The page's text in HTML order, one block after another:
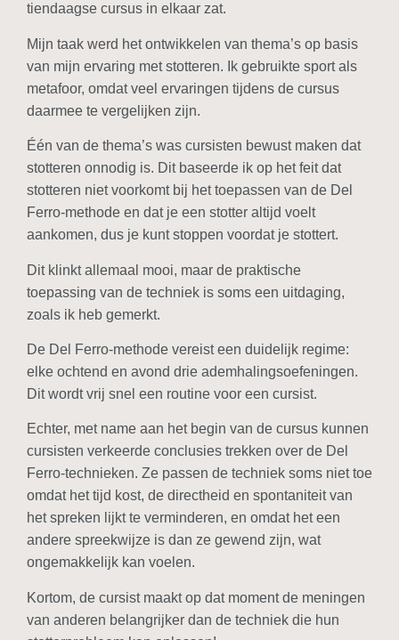
tiendaagse cursus in elkaar zat.
Mijn taak werd het ontwikkelen van thema’s op basis
van mijn ervaring met stotteren. Ik gebruikte sport als
metafoor, omdat veel ervaringen tijdens de cursus
daarmee te vergelijken zijn.
Één van de thema’s was cursisten bewust maken dat
stotteren onnodig is. Dit baseerde ik op het feit dat
stotteren niet voorkomt bij het toepassen van de Del
Ferro-methode en dat je een stotter altijd voelt
aankomen, dus je kunt stoppen voordat je stottert.
Dit klinkt allemaal mooi, maar de praktische
toepassing van de techniek is soms een uitdaging,
zoals ik heb gemerkt.
De Del Ferro-methode vereist een duidelijk regime:
elke ochtend en avond drie ademhalingsoefeningen.
Dit wordt vrij snel een routine voor een cursist.
Echter, met name aan het begin van de cursus kunnen
cursisten verkeerde conclusies trekken over de Del
Ferro-technieken. Ze passen de techniek soms niet toe
omdat het tijd kost, de directheid en spontaniteit van
het spreken lijkt te verminderen, en omdat het een
andere spreekwijze is dan ze gewend zijn, wat
ongemakkelijk kan voelen.
Kortom, de cursist maakt op dat moment de meningen
van anderen belangrijker dan de techniek die hun